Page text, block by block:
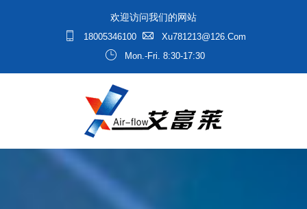
欢迎访问我们的网站
18005346100
Xu781213@126.com
Mon.-Fri. 8:30-17:30